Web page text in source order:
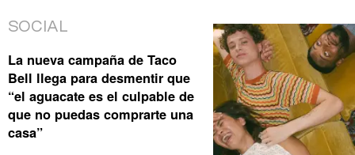
SOCIAL
La nueva campaña de Taco
Bell llega para desmentir que
“el aguacate es el culpable de
que no puedas comprarte una
casa”